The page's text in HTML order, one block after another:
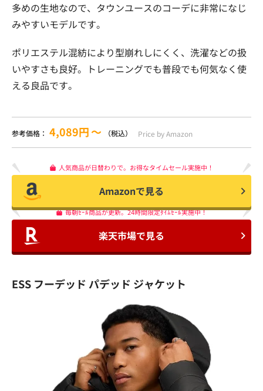
多めの生地なので、タウンユースのコーデに非常になじ
みやすいモデルです。
ポリエステル混紡により型崩れしにくく、洗濯などの扱
いやすさも良好。トレーニングでも普段でも何気なく使
える良品です。
参考価格： 4,089円〜 （税込） Price by Amazon
人気商品が日替わりで。お得なタイムセール実施中！
Amazonで見る
毎朝ｾｰﾙ商品が更新。24時間限定ﾀｲﾑｾｰﾙ実施中！
楽天市場で見る
ESS フーデッド パデッド ジャケット